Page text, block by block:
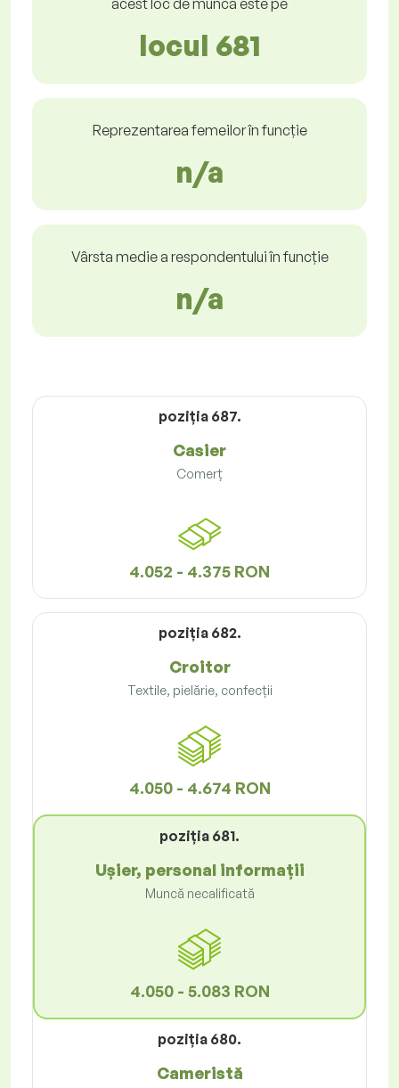
acest loc de muncă este pe
locul 681
Reprezentarea femeilor în funcție
n/a
Vârsta medie a respondentului în funcție
n/a
poziţia 687.
Casier
Comerț
4.052 - 4.375 RON
poziţia 682.
Croitor
Textile, pielărie, confecții
4.050 - 4.674 RON
poziţia 681.
Ușier, personal informații
Muncă necalificată
4.050 - 5.083 RON
poziţia 680.
Cameristă